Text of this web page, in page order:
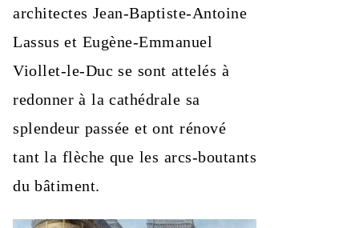
architectes Jean-Baptiste-Antoine
Lassus et Eugène-Emmanuel
Viollet-le-Duc se sont attelés à
redonner à la cathédrale sa
splendeur passée et ont rénové
tant la flèche que les arcs-boutants
du bâtiment.